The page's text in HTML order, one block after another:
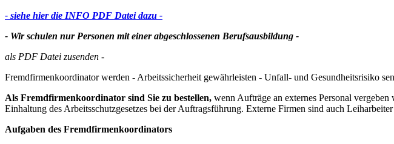
- siehe hier die INFO PDF Datei dazu -
- Wir schulen nur Personen mit einer abgeschlossenen Berufsausbildung -
als PDF Datei zusenden -
Fremdfirmenkoordinator werden - Arbeitssicherheit gewährleisten - Unfall- und Gesundheitsrisiko
Als Fremdfirmenkoordinator sind Sie zu bestellen, wenn Aufträge an externes Personal
Einhaltung des Arbeitsschutzgesetzes bei der Auftragsführung. Externe Firmen sind auch
Aufgaben des Fremdfirmenkoordinators